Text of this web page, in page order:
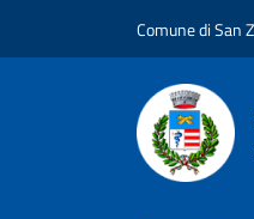
Comune di San